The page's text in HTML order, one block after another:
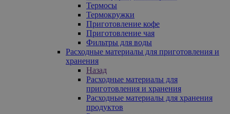
Термосы
Термокружки
Приготовление кофе
Приготовление чая
Фильтры для воды
Расходные материалы для приготовления и
хранения
Назад
Расходные материалы для
приготовления и хранения
Расходные материалы для хранения
продуктов